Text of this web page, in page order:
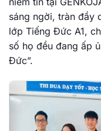
sáng ngời, tràn đầy
lớp Tiếng Đức A1,
số họ đều đang ấp
Đức”.